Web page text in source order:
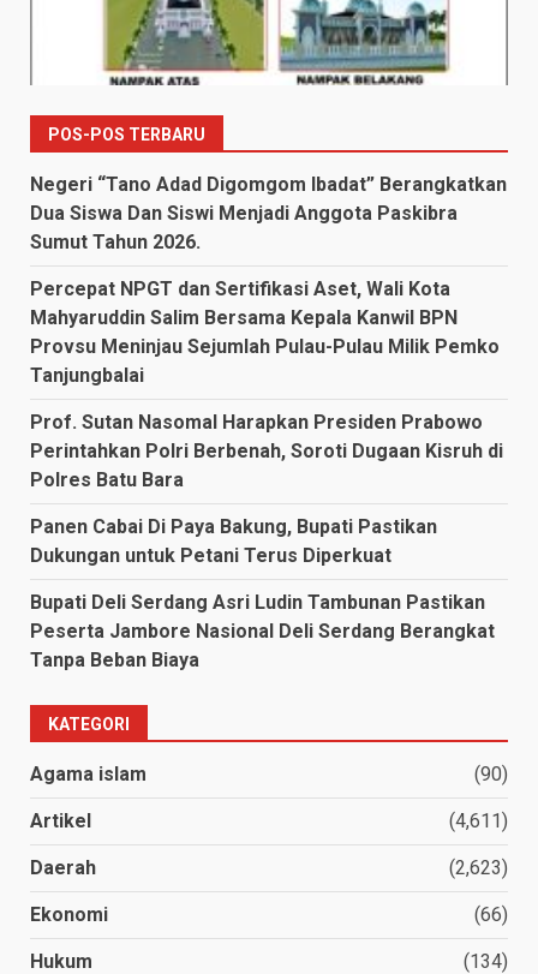
POS-POS TERBARU
Negeri “Tano Adad Digomgom Ibadat” Berangkatkan
Dua Siswa Dan Siswi Menjadi Anggota Paskibra
Sumut Tahun 2026.
Percepat NPGT dan Sertifikasi Aset, Wali Kota
Mahyaruddin Salim Bersama Kepala Kanwil BPN
Provsu Meninjau Sejumlah Pulau-Pulau Milik Pemko
Tanjungbalai
Prof. Sutan Nasomal Harapkan Presiden Prabowo
Perintahkan Polri Berbenah, Soroti Dugaan Kisruh di
Polres Batu Bara
Panen Cabai Di Paya Bakung, Bupati Pastikan
Dukungan untuk Petani Terus Diperkuat
Bupati Deli Serdang Asri Ludin Tambunan Pastikan
Peserta Jambore Nasional Deli Serdang Berangkat
Tanpa Beban Biaya
KATEGORI
Agama islam (90)
Artikel (4,611)
Daerah (2,623)
Ekonomi (66)
Hukum (134)